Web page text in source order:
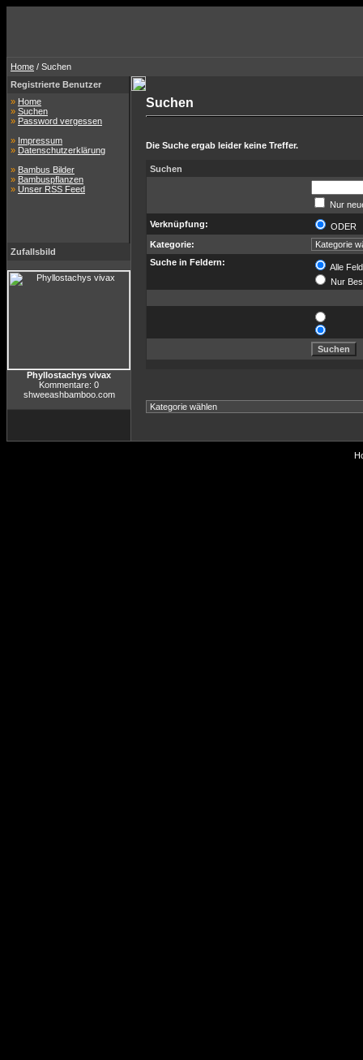
Home / Suchen
Registrierte Benutzer
» Home
» Suchen
» Password vergessen
» Impressum
» Datenschutzerklärung
» Bambus Bilder
» Bambuspflanzen
» Unser RSS Feed
Zufallsbild
Phyllostachys vivax
Kommentare: 0
shweeashbamboo.com
Suchen
Die Suche ergab leider keine Treffer.
Suchen
Nur
Verknüpfung:
ODER
Kategorie:
Suche in Feldern:
Alle
Nur